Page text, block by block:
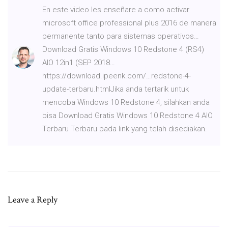
En este video les enseñare a como activar
microsoft office professional plus 2016 de manera
permanente tanto para sistemas operativos…
Download Gratis Windows 10 Redstone 4 (RS4)
AIO 12in1 (SEP 2018…
https://download.ipeenk.com/…redstone-4-
update-terbaru.htmlJika anda tertarik untuk
mencoba Windows 10 Redstone 4, silahkan anda
bisa Download Gratis Windows 10 Redstone 4 AIO
Terbaru Terbaru pada link yang telah disediakan.
Leave a Reply